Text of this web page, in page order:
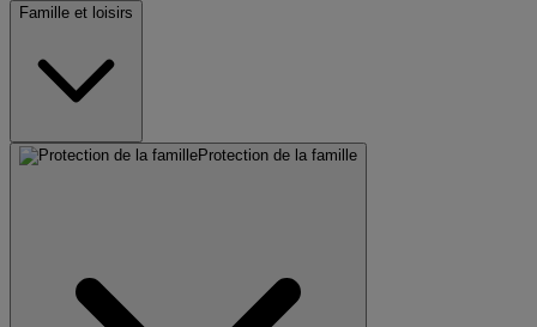
Famille et loisirs
Protection de la famille